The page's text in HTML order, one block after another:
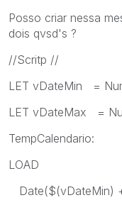
Posso criar nessa
dois qvsd's ?
//Scritp //
LET vDateMin =
LET vDateMax =
TempCalendario:
LOAD
Date($(vDateMin)